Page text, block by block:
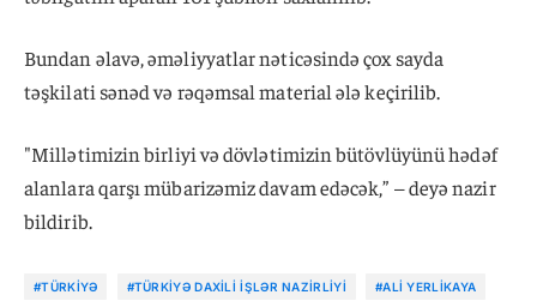
Bundan əlavə, əməliyyatlar nəticəsində çox sayda
təşkilati sənəd və rəqəmsal material ələ keçirilib.
"Millətimizin birliyi və dövlətimizin bütövlüyünü hədəf
alanlara qarşı mübarizəmiz davam edəcək,” – deyə nazir
bildirib.
#TÜRKIYƏ #TÜRKIYƏ DAXILI İŞLƏR NAZIRLIYI #ALI YERLIKAYA